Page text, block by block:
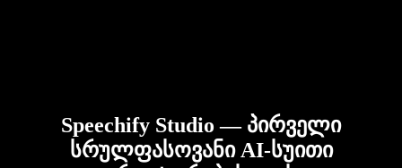
Speechify Studio — პირველი
სრულფასოვანი AI-სუითი